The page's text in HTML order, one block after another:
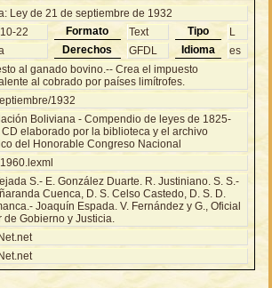
Ley de 21 de septiembre de 1932
22 Formato Text Tipo
L
Derechos GFDL Idioma
es
al ganado bovino.-- Crea el impuesto
al cobrado por países limítrofes.
1932
Boliviana - Compendio de leyes de 1825-
elaborado por la biblioteca y el archivo
del Honorable Congreso Nacional
S.- E. González Duarte. R. Justiniano. S. S.-
Cuenca, D. S. Celso Castedo, D. S. D.
Joaquín Espada. V. Fernández y G., Oficial
de Gobierno y Justicia.